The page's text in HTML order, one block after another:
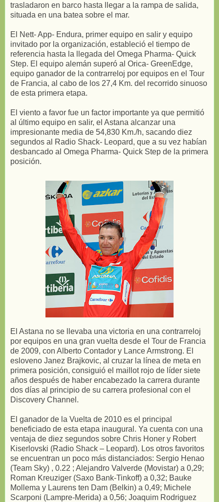
trasladaron en barco hasta llegar a la rampa de salida,
situada en una batea sobre el mar.
El Nett- App- Endura, primer equipo en salir y equipo
invitado por la organización, estableció el tiempo de
referencia hasta la llegada del Omega Pharma- Quick
Step. El equipo alemán superó al Orica- GreenEdge,
equipo ganador de la contrarreloj por equipos en el Tour
de Francia, al cabo de los 27,4 Km. del recorrido sinuoso
de esta primera etapa.
El viento a favor fue un factor importante ya que permitió
al último equipo en salir, el Astana alcanzar una
impresionante media de 54,830 Km./h, sacando diez
segundos al Radio Shack- Leopard, que a su vez habían
desbancado al Omega Pharma- Quick Step de la primera
posición.
El Astana no se llevaba una victoria en una contrarreloj
por equipos en una gran vuelta desde el Tour de Francia
de 2009, con Alberto Contador y Lance Armstrong. El
esloveno Janez Brajkovic, al cruzar la línea de meta en
primera posición, consiguió el maillot rojo de líder siete
años después de haber encabezado la carrera durante
dos días al principio de su carrera profesional con el
Discovery Channel.
El ganador de la Vuelta de 2010 es el principal
beneficiado de esta etapa inaugural. Ya cuenta con una
ventaja de diez segundos sobre Chris Honer y Robert
Kiserlovski (Radio Shack – Leopard). Los otros favoritos
se encuentran un poco más distanciados: Sergio Henao
(Team Sky) , 0.22 ; Alejandro Valverde (Movistar) a 0,29;
Roman Kreuziger (Saxo Bank-Tinkoff) a 0,32; Bauke
Mollema y Laurens ten Dam (Belkin) a 0,49; Michele
Scarponi (Lampre-Merida) a 0,56; Joaquim Rodriguez